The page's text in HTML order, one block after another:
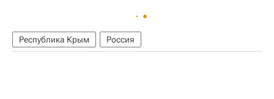
Республика Крым Россия